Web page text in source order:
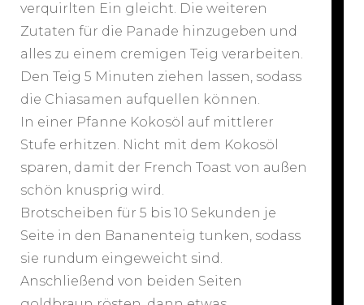
verquirlten Ein gleicht. Die weiteren
Zutaten für die Panade hinzugeben und
alles zu einem cremigen Teig verarbeiten.
Den Teig 5 Minuten ziehen lassen, sodass
die Chiasamen aufquellen können.
In einer Pfanne Kokosöl auf mittlerer
Stufe erhitzen. Nicht mit dem Kokosöl
sparen, damit der French Toast von außen
schön knusprig wird.
Brotscheiben für 5 bis 10 Sekunden je
Seite in den Bananenteig tunken, sodass
sie rundum eingeweicht sind.
Anschließend von beiden Seiten